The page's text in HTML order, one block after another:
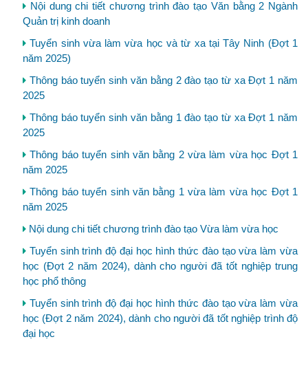
Nội dung chi tiết chương trình đào tạo Văn bằng 2 Ngành
Quản trị kinh doanh
Tuyển sinh vừa làm vừa học và từ xa tại Tây Ninh (Đợt 1
năm 2025)
Thông báo tuyển sinh văn bằng 2 đào tạo từ xa Đợt 1 năm
2025
Thông báo tuyển sinh văn bằng 1 đào tạo từ xa Đợt 1 năm
2025
Thông báo tuyển sinh văn bằng 2 vừa làm vừa học Đợt 1
năm 2025
Thông báo tuyển sinh văn bằng 1 vừa làm vừa học Đợt 1
năm 2025
Nội dung chi tiết chương trình đào tạo Vừa làm vừa học
Tuyển sinh trình độ đại học hình thức đào tạo vừa làm vừa
học (Đợt 2 năm 2024), dành cho người đã tốt nghiệp trung
học phổ thông
Tuyển sinh trình độ đại học hình thức đào tạo vừa làm vừa
học (Đợt 2 năm 2024), dành cho người đã tốt nghiệp trình độ
đại học